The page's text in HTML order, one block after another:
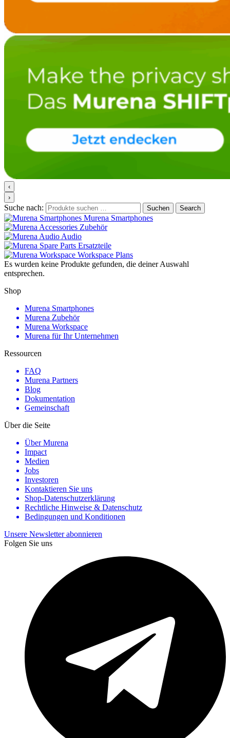
‹
›
Suche nach: Suchen Search
Murena Smartphones
Zubehör
Audio
Ersatzteile
Workspace Plans
Es wurden keine Produkte gefunden, die deiner Auswahl
entsprechen.
Shop
Murena Smartphones
Murena Zubehör
Murena Workspace
Murena für Ihr Unternehmen
Ressourcen
FAQ
Murena Partners
Blog
Dokumentation
Gemeinschaft
Über die Seite
Über Murena
Impact
Medien
Jobs
Investoren
Kontaktieren Sie uns
Shop-Datenschutzerklärung
Rechtliche Hinweise & Datenschutz
Bedingungen und Konditionen
Unsere Newsletter abonnieren
Folgen Sie uns